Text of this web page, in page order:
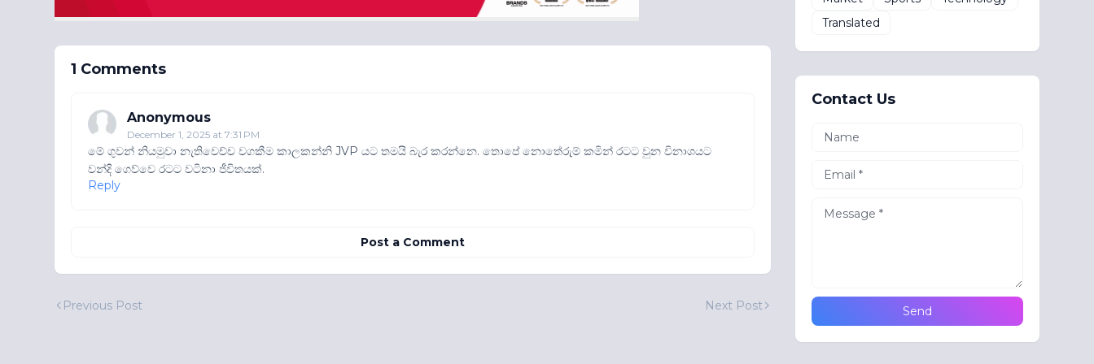
1 Comments
Anonymous
December 1, 2025 at 7:31 PM
මේ ගුවන් නියමුවා නැතිවෙච්ච වගකීම කාලකන්නි JVP යට තමයි බැර කරන්නෙ. තොපේ නොතේරුම් කමින් රටට වුන විනාශයට
වන්දි ගෙව්වෙ රටට වටිනා ජීවිතයක්.
Reply
Post a Comment
Previous Post Next Post
Translated
Contact Us